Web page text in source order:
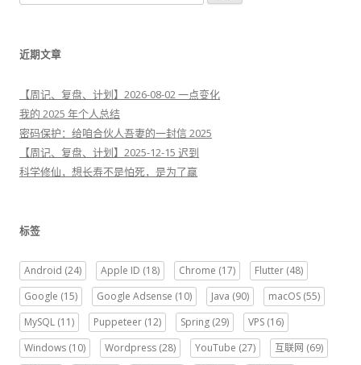
索
近期文章
【周记、复盘、计划】2026-08-02 一点变化
我的 2025 年个人总结
密码保护：给咱合伙人吾妻的一封信 2025
【周记、复盘、计划】2025-12-15 迟到
科学修仙，想长寿不是怕死，是为了赢
标签
Android (24) Apple ID (18) Chrome (17) Flutter (48)
Google (15) Google Adsense (10) Java (90) macOS (55)
MySQL (11) Puppeteer (12) Spring (29) VPS (16)
Windows (10) Wordpress (28) YouTube (27) 互联网 (69)